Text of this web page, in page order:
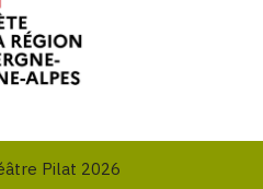
Pilat 2026